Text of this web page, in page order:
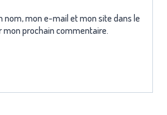
nom, mon e-mail et mon site dans le
mon prochain commentaire.